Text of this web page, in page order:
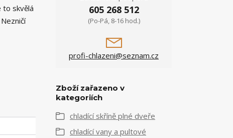
to skvělá
605 268 512
(Po-Pá, 8-16 hod.)
profi-chlazeni@seznam.cz
Zboží zařazeno v
kategoriích
chladící skříně plné dveře
chladící vany a pultové